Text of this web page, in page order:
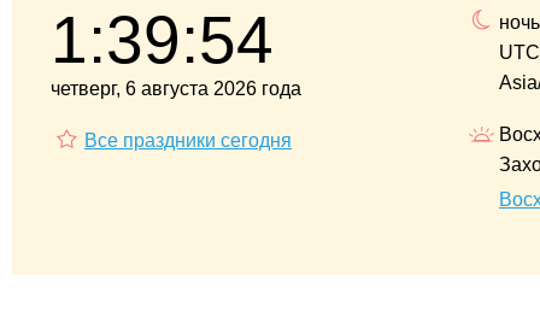
1:39:54
четверг, 6 августа 2026 года
Все праздники сегодня
ночь